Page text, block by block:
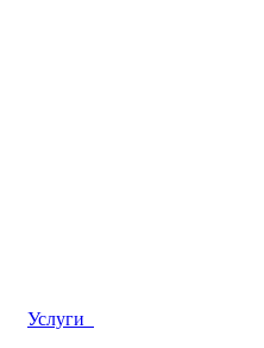
Услуги